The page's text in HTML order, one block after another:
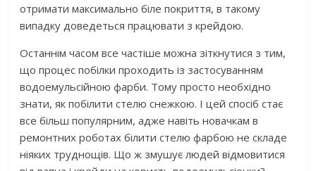
отримати максимально біле покриття, в такому
випадку доведеться працювати з крейдою.
Останнім часом все частіше можна зіткнутися з тим,
що процес побілки проходить із застосуванням
водоемульсійною фарби. Тому просто необхідно
знати, як побілити стелю снежкою. І цей спосіб стає
все більш популярним, адже навіть новачкам в
ремонтних роботах білити стелю фарбою не складе
ніяких труднощів. Що ж змушує людей відмовитися